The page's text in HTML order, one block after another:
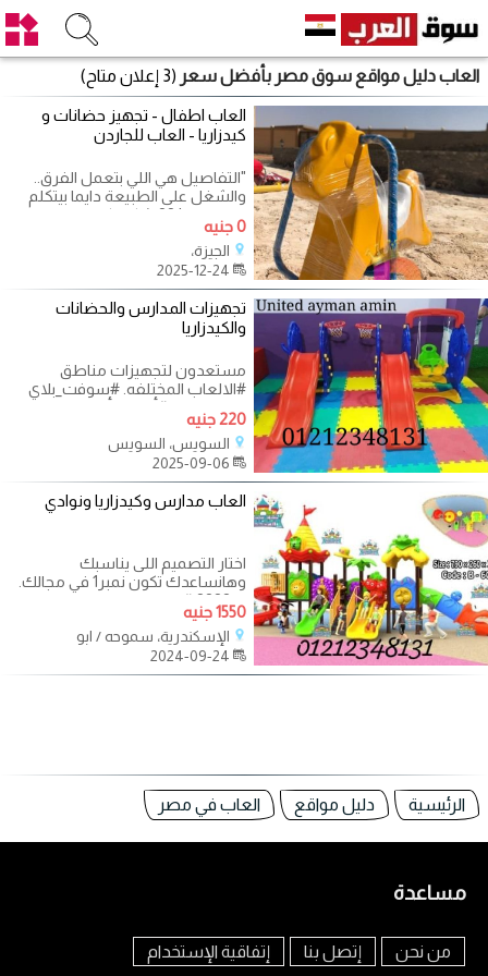
العاب دليل مواقع سوق مصر بأفضل سعر (3 إعلان متاح)
العاب اطفال - تجهيز حضانات و
كيدزاريا - العاب للجاردن
"التفاصيل هي اللي بتعمل الفرق..
والشغل على الطبيعة دايما بيتكلم
عن نفسه! ?? شكرا لكل عملاء رويال
0 جنيه
الجيزة،
تجهيزات المدارس والحضانات
والكيدزاريا
مستعدون لتجهيزات مناطق
#الالعاب المختلفه. #سوفت_بلاي
بجودة عالية #ألعاب_أطفال متنوعة
وآمنة
220 جنيه
السويس، السويس
العاب مدارس وكيدزاريا ونوادي
اختار التصميم اللى يناسبك
وهانساعدك تكون نمبر1 في مجالك.
❤️???? #الالعاب_المستورده
شغلتنا????????
1550 جنيه
الإسكندرية، سموحه / ابو
الرئيسية دليل مواقع العاب في مصر
مساعدة
من نحن إتصل بنا إتفاقية الإستخدام